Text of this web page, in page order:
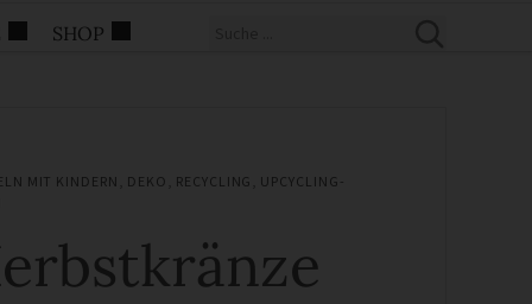
SHOP
MIT KINDERN DEKO RECYCLING
UPCYCLING-